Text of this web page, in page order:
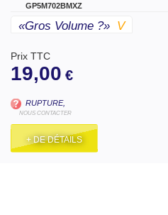
GP5M702BMXZ
«gros Volume ?» V
Prix TTC
19,00 €
RUPTURE,
NOUS CONTACTER
+ DE DÉTAILS